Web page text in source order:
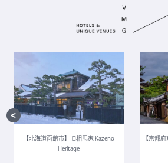
【北海道函館市】旧相馬家 Kazeno
Heritage
【京都